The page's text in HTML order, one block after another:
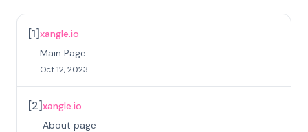
[1]xangle.io
Main Page
Oct 12, 2023
[2]xangle.io
About page